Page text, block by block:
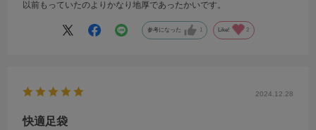
以前もっていたのよりかなり地厚であったかいです。
参考になった 1 Like! 2
2024.12.28
快適足袋